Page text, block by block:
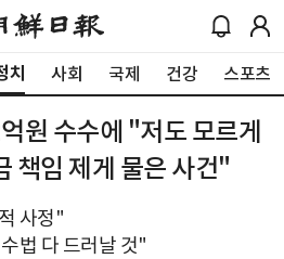
치 사회 국제 건강 스포츠
원 수수에 "저도 모르게
책임 제게 물은 사건"
사정"
법 다 드러날 것"